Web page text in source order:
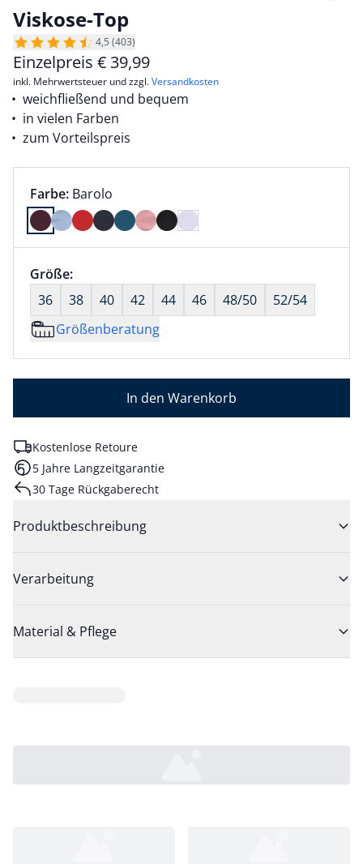
Viskose-Top
4,5 (403)
Einzelpreis € 39,99
inkl. Mehrwertsteuer und zzgl.Versandkosten
weichfließend und bequem
in vielen Farben
zum Vorteilspreis
Farbauswahl:
Farbe: aktuell ausgewählt:
Barolo
Farbe Barolo ausgewählt
Größenauswahl:
Größe:nichts ausgewählt
36
38 40 42 44 46 48/50
52/54
Größenberatung
In den Warenkorb
Kostenlose Retoure
5 Jahre Langzeitgarantie
30 Tage Rückgaberecht
Produktbeschreibung
Verarbeitung
Material & Pflege